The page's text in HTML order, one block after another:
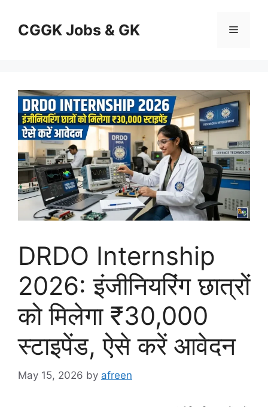
contentCGGK Jobs & GK Menu
DRDO Internship
2026: इंजीनियरिंग छात्रों
को मिलेगा ₹30,000
स्टाइपेंड, ऐसे करें आवेदन
May 15, 2026 by afreen